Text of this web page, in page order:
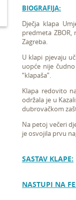
BIOGRAFIJA:
Dječja klapa
predmeta
Zagreba.
U klapi pjevaju
uopće nije
“klapaša”.
Klapa redovito
održala je u
dubrovačkom
Na petoj večeri
je osvojila prvu
SASTAV KLAPE:
NASTUPI NA